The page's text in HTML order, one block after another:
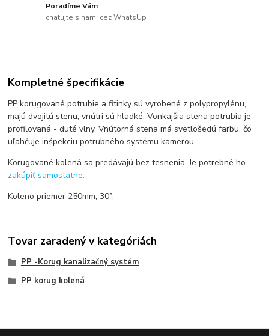
Poradíme Vám
chatujte s nami cez WhatsUp
Kompletné špecifikácie
PP korugované potrubie a fitinky sú vyrobené z polypropylénu,
majú dvojitú stenu, vnútri sú hladké. Vonkajšia stena potrubia je
profilovaná - duté vlny. Vnútorná stena má svetlošedú farbu, čo
uľahčuje inšpekciu potrubného systému kamerou.
Korugované kolená sa predávajú bez tesnenia. Je potrebné ho
zakúpiť samostatne.
Koleno priemer 250mm, 30°.
Tovar zaradený v kategóriách
PP -Korug kanalizačný systém
PP korug kolená